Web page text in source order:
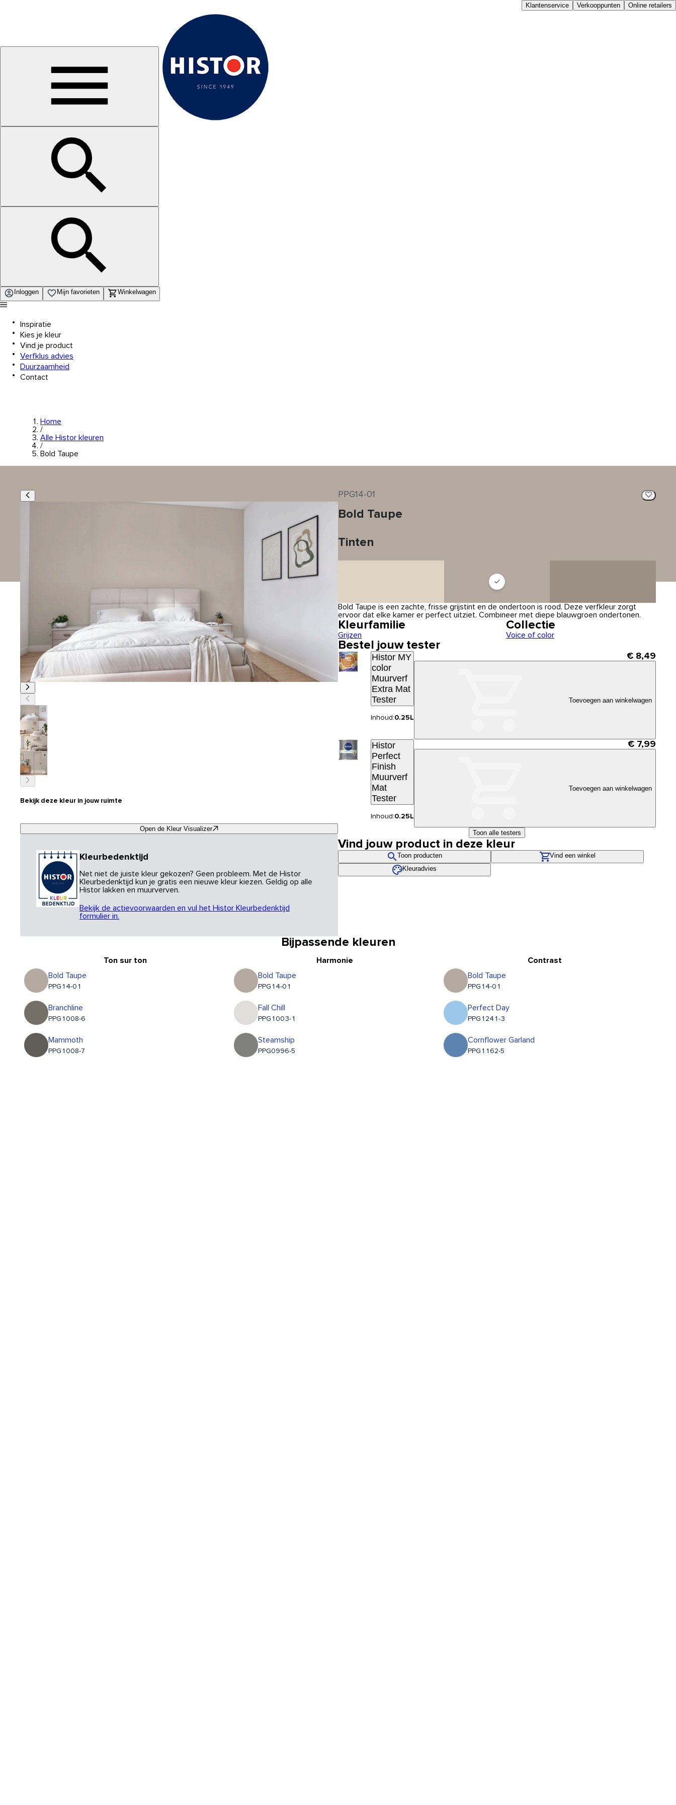
Klantenservice Verkooppunten Online retailers
Inloggen Mijn favorieten Winkelwagen
Inspiratie
Kies je kleur
Vind je product
Verfklus advies
Duurzaamheid
Contact
Home
/
Alle Histor kleuren
/
Bold Taupe
Bekijk deze kleur in jouw ruimte
Open de Kleur Visualizer
Kleurbedenktijd
Net niet de juiste kleur gekozen? Geen probleem. Met de Histor
Kleurbedenktijd kun je gratis een nieuwe kleur kiezen. Geldig op alle
Histor lakken en muurverven.
Bekijk de actievoorwaarden en vul het Histor Kleurbedenktijd
formulier in.
PPG14-01
Bold Taupe
Tinten
Bold Taupe is een zachte, frisse grijstint en de ondertoon is rood. Deze verfkleur zorgt
ervoor dat elke kamer er perfect uitziet. Combineer met diepe blauwgroen ondertonen.
Kleurfamilie
Grijzen
Collectie
Voice of color
Bestel jouw tester
Histor MY
color
Muurverf
Extra Mat
Tester
Inhoud:0.25L
€ 8,49
Toevoegen aan winkelwagen
Histor
Perfect
Finish
Muurverf
Mat
Tester
Inhoud:0.25L
€ 7,99
Toevoegen aan winkelwagen
Toon alle testers
Vind jouw product in deze kleur
Toon producten
Vind een winkel
Kleuradvies
Bijpassende kleuren
Ton sur ton
Bold Taupe
PPG14-01
Branchline
PPG1008-6
Mammoth
PPG1008-7
Harmonie
Bold Taupe
PPG14-01
Fall Chill
PPG1003-1
Steamship
PPG0996-5
Contrast
Bold Taupe
PPG14-01
Perfect Day
PPG1241-3
Cornflower Garland
PPG1162-5